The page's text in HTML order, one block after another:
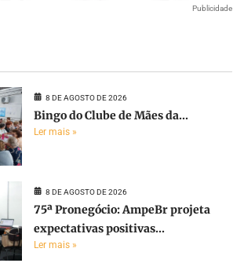
Publicidade
8 DE AGOSTO DE 2026
Bingo do Clube de Mães da...
Ler mais »
8 DE AGOSTO DE 2026
75ª Pronegócio: AmpeBr projeta
expectativas positivas...
Ler mais »